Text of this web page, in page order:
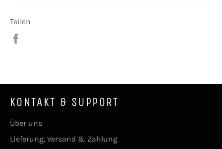
Teilen
KONTAKT & SUPPORT
Über uns
Lieferung, Versand & Zahlung